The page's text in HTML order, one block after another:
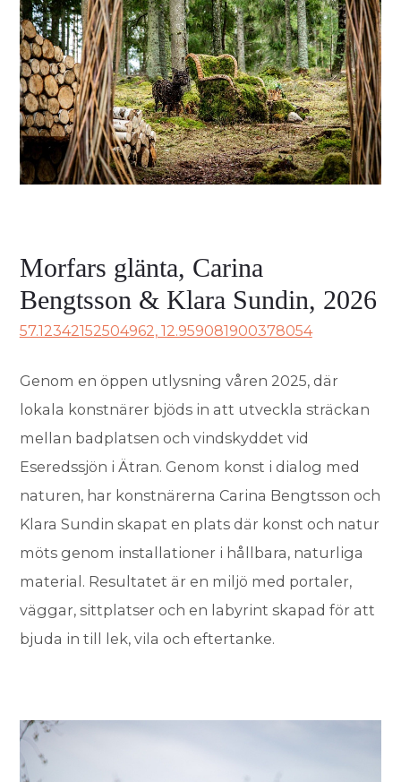
Morfars glänta, Carina
Bengtsson & Klara Sundin, 2026
57.12342152504962, 12.959081900378054
Genom en öppen utlysning våren 2025, där
lokala konstnärer bjöds in att utveckla sträckan
mellan badplatsen och vindskyddet vid
Eseredssjön i Ätran. Genom konst i dialog med
naturen, har konstnärerna Carina Bengtsson och
Klara Sundin skapat en plats där konst och natur
möts genom installationer i hållbara, naturliga
material. Resultatet är en miljö med portaler,
väggar, sittplatser och en labyrint skapad för att
bjuda in till lek, vila och eftertanke.